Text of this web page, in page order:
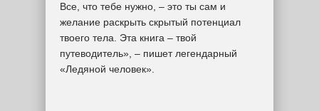
Все, что тебе нужно, – это ты сам и
желание раскрыть скрытый потенциал
твоего тела. Эта книга – твой
путеводитель», – пишет легендарный
«Ледяной человек».